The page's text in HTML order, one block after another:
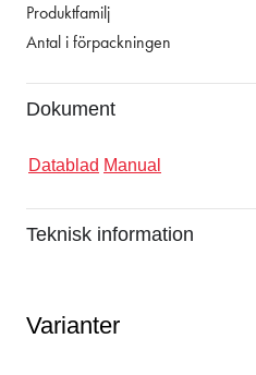
Produktfamilj
Antal i förpackningen
Dokument
Datablad Manual
Teknisk information
Varianter